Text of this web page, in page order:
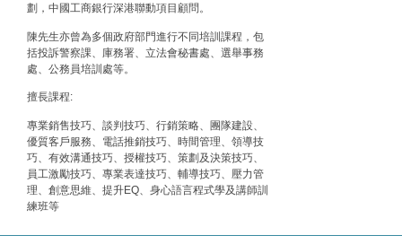
劃，中國工商銀行深港聯動項目顧問。
陳先生亦曾為多個政府部門進行不同培訓課程，包
括投訴警察課、庫務署、立法會秘書處、選舉事務
處、公務員培訓處等。
擅長課程:
專業銷售技巧、談判技巧、行銷策略、團隊建設、
優質客戶服務、電話推銷技巧、時間管理、領導技
巧、有效溝通技巧、授權技巧、策劃及決策技巧、
員工激勵技巧、專業表達技巧、輔導技巧、壓力管
理、創意思維、提升EQ、身心語言程式學及講師訓
練班等